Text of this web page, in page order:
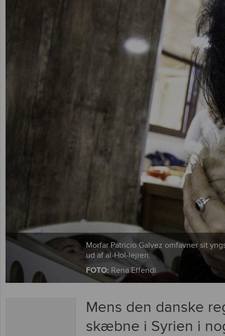
Morfar Patricio Galvez omfavner sit
ud af al-Hol-lejren.
FOTO: Rena Effendi
Mens den danske
skæbne i Syrien i